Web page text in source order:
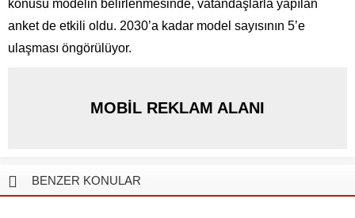
konusu modelin belirlenmesinde, vatandaşlarla yapılan
anket de etkili oldu. 2030’a kadar model sayısının 5’e
ulaşması öngörülüyor.
MOBİL REKLAM ALANI
BENZER KONULAR